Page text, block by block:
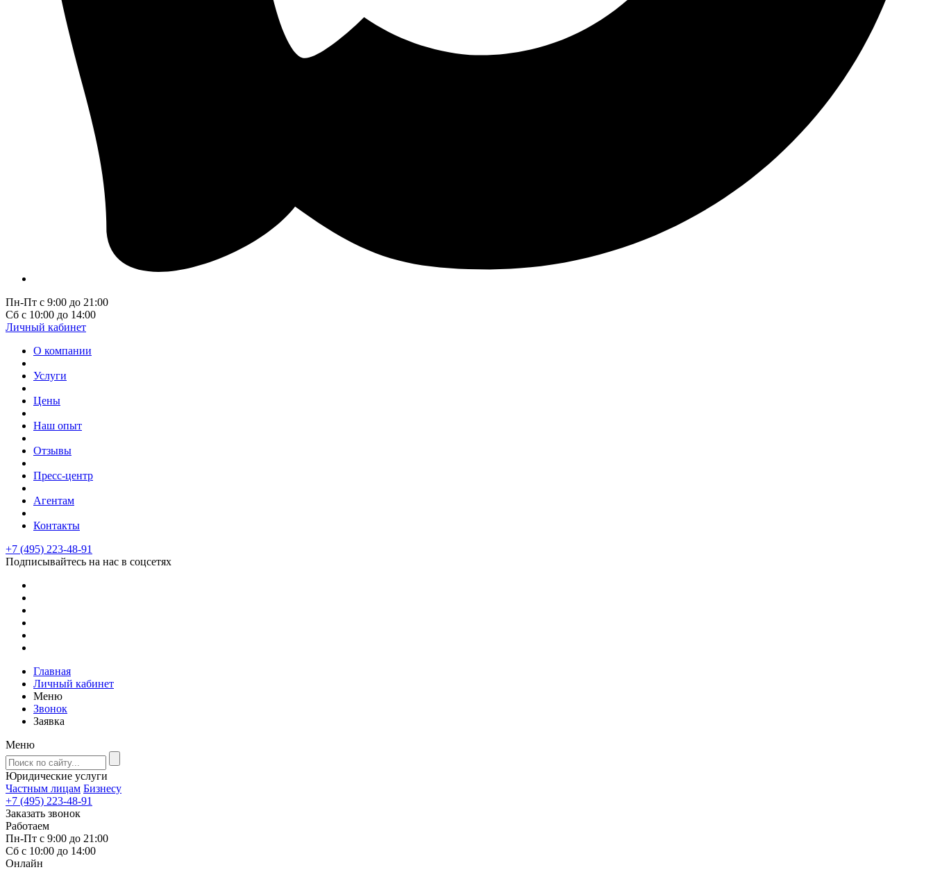
Пн-Пт с 9:00 до 21:00
Сб с 10:00 до 14:00
Личный кабинет
О компании
Услуги
Цены
Наш опыт
Отзывы
Пресс-центр
Агентам
Контакты
+7 (495) 223-48-91
Подписывайтесь на нас в соцсетях
Главная
Личный кабинет
Меню
Звонок
Заявка
Меню
Юридические услуги
Частным лицам Бизнесу
+7 (495) 223-48-91
Заказать звонок
Работаем
Пн-Пт с 9:00 до 21:00
Сб с 10:00 до 14:00
Онлайн